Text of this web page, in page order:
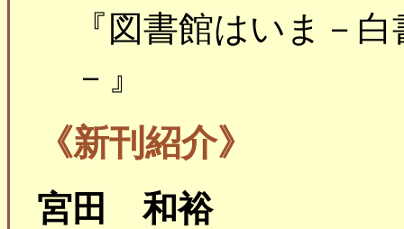
『図書館はいま－
－』
《新刊紹介》
宮田 和裕